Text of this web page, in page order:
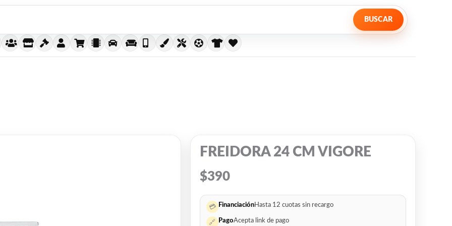
BUSCAR
FREIDORA 24 CM VIGORE
$390
💳 FinanciaciónHasta 12 cuotas sin recargo
🔗 PagoAcepta link de pago